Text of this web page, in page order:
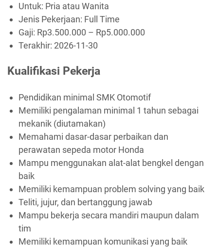
Untuk: Pria atau Wanita
Jenis Pekerjaan: Full Time
Gaji: Rp3.500.000 – Rp5.000.000
Terakhir: 2026-11-30
Kualifikasi Pekerja
Pendidikan minimal SMK Otomotif
Memiliki pengalaman minimal 1 tahun sebagai
mekanik (diutamakan)
Memahami dasar-dasar perbaikan dan
perawatan sepeda motor Honda
Mampu menggunakan alat-alat bengkel dengan
baik
Memiliki kemampuan problem solving yang baik
Teliti, jujur, dan bertanggung jawab
Mampu bekerja secara mandiri maupun dalam
tim
Memiliki kemampuan komunikasi yang baik